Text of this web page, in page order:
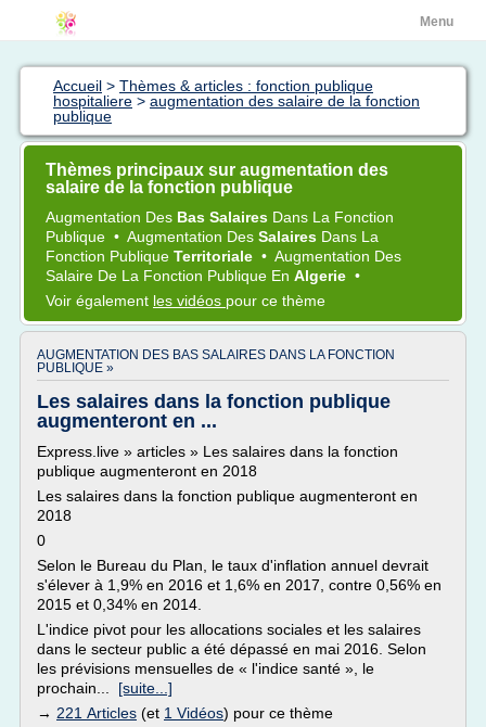
Menu
Accueil > Thèmes & articles : fonction publique
hospitaliere > augmentation des salaire de la fonction
publique
Thèmes principaux sur augmentation des
salaire de la fonction publique
Augmentation Des Bas Salaires Dans La Fonction
Publique • Augmentation Des Salaires Dans La
Fonction Publique Territoriale • Augmentation Des
Salaire De La Fonction Publique En Algerie •
Voir également les vidéos pour ce thème
AUGMENTATION DES BAS SALAIRES DANS LA FONCTION
PUBLIQUE »
Les salaires dans la fonction publique
augmenteront en ...
Express.live » articles » Les salaires dans la fonction
publique augmenteront en 2018
Les salaires dans la fonction publique augmenteront en
2018
0
Selon le Bureau du Plan, le taux d'inflation annuel devrait
s'élever à 1,9% en 2016 et 1,6% en 2017, contre 0,56% en
2015 et 0,34% en 2014.
L'indice pivot pour les allocations sociales et les salaires
dans le secteur public a été dépassé en mai 2016. Selon
les prévisions mensuelles de « l'indice santé », le
prochain... [suite...]
→ 221 Articles (et 1 Vidéos) pour ce thème